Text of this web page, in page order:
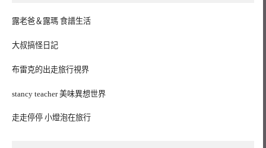
露老爸＆露瑪 食譜生活
大叔搞怪日記
布雷克的出走旅行視界
stancy teacher 美味異想世界
走走停停 小燈泡在旅行